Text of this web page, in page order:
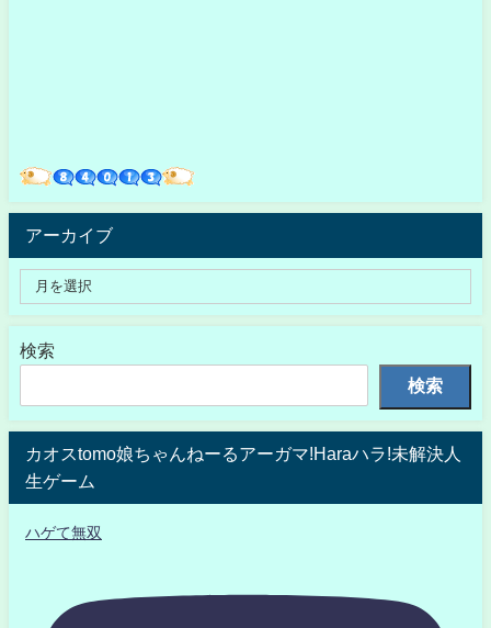
アーカイブ
検索
検索
カオスtomo娘ちゃんねーるアーガマ!Haraハラ!未解決人
生ゲーム
ハゲて無双